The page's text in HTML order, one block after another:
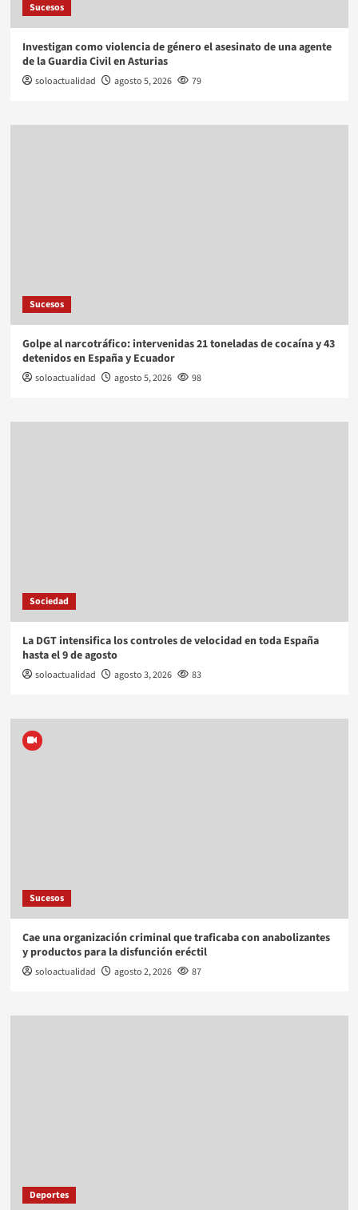
Sucesos
Investigan como violencia de género el asesinato de una agente
de la Guardia Civil en Asturias
soloactualidad agosto 5, 2026 79
Sucesos
Golpe al narcotráfico: intervenidas 21 toneladas de cocaína y 43
detenidos en España y Ecuador
soloactualidad agosto 5, 2026 98
Sociedad
La DGT intensifica los controles de velocidad en toda España
hasta el 9 de agosto
soloactualidad agosto 3, 2026 83
Sucesos
Cae una organización criminal que traficaba con anabolizantes
y productos para la disfunción eréctil
soloactualidad agosto 2, 2026 87
Deportes